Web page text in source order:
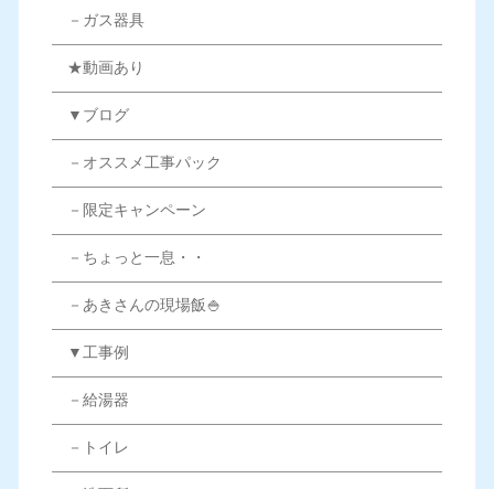
－ガス器具
★動画あり
▼ブログ
－オススメ工事パック
－限定キャンペーン
－ちょっと一息・・
－あきさんの現場飯🍚
▼工事例
－給湯器
－トイレ